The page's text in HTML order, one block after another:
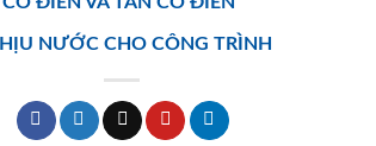
NƯỚC CHO CÔNG TRÌNH